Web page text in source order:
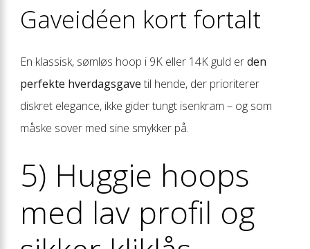
Gaveidéen kort fortalt
En klassisk, sømløs hoop i 9K eller 14K guld erden
perfekte hverdagsgave til hende, der prioriterer
diskret elegance, ikke gider tungt isenkram – og som
måske sover med sine smykker på.
5) Huggie hoops
med lav profil og